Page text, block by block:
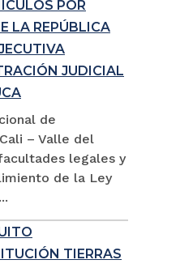
POR
LA REPÚBLICA
JUDICIAL
de
– Valle del
legales y
de la Ley
TIERRAS